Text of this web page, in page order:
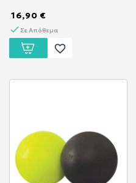
16,90 €
Σε Απόθεμα
favorite_border